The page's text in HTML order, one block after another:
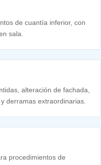
de cuantía inferior, con
sala.
alteración de fachada,
derramas extraordinarias.
procedimientos de